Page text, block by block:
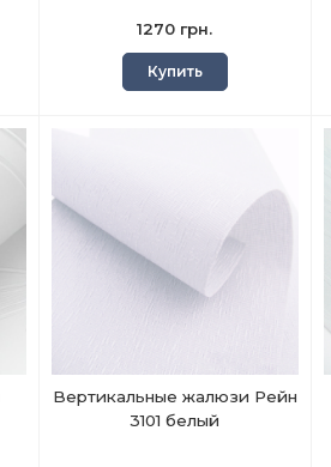
1270 грн.
Купить
Вертикальные жалюзи Рейн
3101 белый